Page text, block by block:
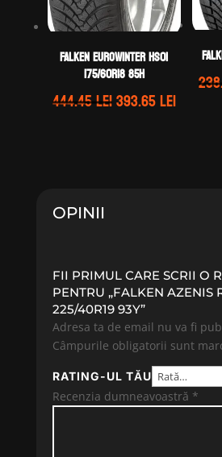
Falken EUROWINTER HS01
175/60R18 85H
444.45leiPrețul
393.65leiPrețul
OPINII
FII PRIMUL CARE SCRII O
PENTRU „FALKEN AZENIS
225/40R19 93Y”
Adresa ta de email nu va fi
Câmpurile obligatorii sunt
RATING-UL TĂU
Recenzia dumneavoastră *